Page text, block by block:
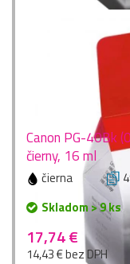
Canon PG-40Bk
čierny, 16 ml
čierna
Skladom > 9 ks
17,74 €
14,43 € bez DPH